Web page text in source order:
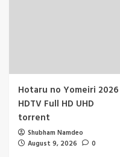
Hotaru no Yomeiri 2026
HDTV Full HD UHD
torrent
Shubham Namdeo
August 9, 2026
0